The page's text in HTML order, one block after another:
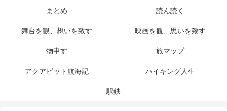
まとめ 読ん読く
舞台を観、想いを致す 映画を観、思いを致す
物申す 旅マップ
アクアビット航海記 ハイキング人生
駅鉄